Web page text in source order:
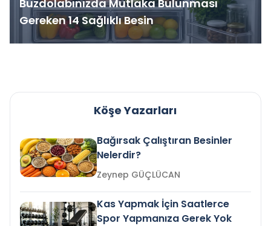
Buzdolabınızda Mutlaka Bulunması
Gereken 14 Sağlıklı Besin
Köşe Yazarları
Bağırsak Çalıştıran Besinler
Nelerdir?
Zeynep GÜÇLÜCAN
Kas Yapmak İçin Saatlerce
Spor Yapmanıza Gerek Yok